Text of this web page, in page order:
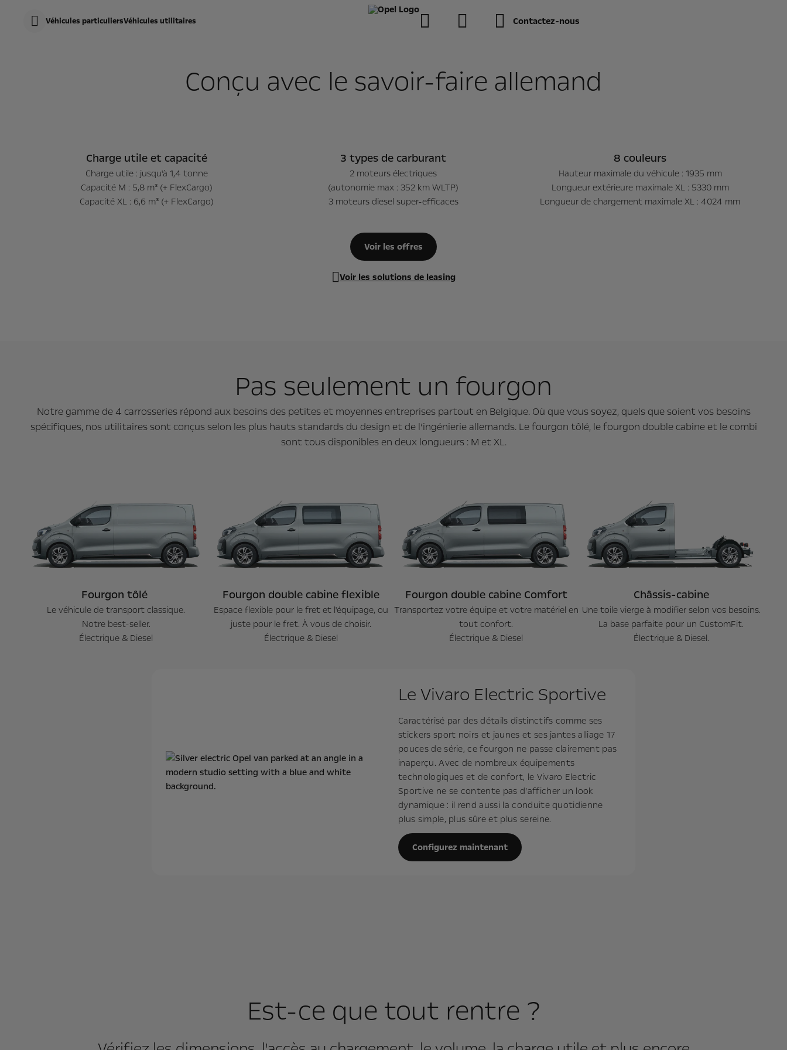
Véhicules particuliersVéhicules utilitaires Contactez-nous
100 % Électrique à partir de HTVA | Diesel à partir de HTVA
Conçu avec le savoir-faire allemand
Charge utile et capacité
Charge utile : jusqu'à 1,4 tonne
Capacité M : 5,8 m³ (+ FlexCargo)
Capacité XL : 6,6 m³ (+ FlexCargo)
3 types de carburant
2 moteurs électriques
(autonomie max : 352 km WLTP)
3 moteurs diesel super-efficaces
8 couleurs
Hauteur maximale du véhicule : 1935 mm
Longueur extérieure maximale XL : 5330 mm
Longueur de chargement maximale XL : 4024 mm
Voir les offres
Voir les solutions de leasing
Pas seulement un fourgon
Notre gamme de 4 carrosseries répond aux besoins des petites et moyennes entreprises partout en Belgique. Où que vous soyez, quels que soient vos besoins
spécifiques, nos utilitaires sont conçus selon les plus hauts standards du design et de l’ingénierie allemands. Le fourgon tôlé, le fourgon double cabine et le combi
sont tous disponibles en deux longueurs : M et XL.
Fourgon tôlé
Le véhicule de transport classique.
Notre best-seller.
Électrique & Diesel
Fourgon double cabine flexible
Espace flexible pour le fret et l'équipage, ou
juste pour le fret. À vous de choisir.
Électrique & Diesel
Fourgon double cabine Comfort
Transportez votre équipe et votre matériel en
tout confort.
Électrique & Diesel
Châssis-cabine
Une toile vierge à modifier selon vos besoins.
La base parfaite pour un CustomFit.
Électrique & Diesel.
Le Vivaro Electric Sportive
Caractérisé par des détails distinctifs comme ses
stickers sport noirs et jaunes et ses jantes alliage 17
pouces de série, ce fourgon ne passe clairement pas
inaperçu. Avec de nombreux équipements
technologiques et de confort, le Vivaro Electric
Sportive ne se contente pas d’afficher un look
dynamique : il rend aussi la conduite quotidienne
plus simple, plus sûre et plus sereine.
Configurez maintenant
Est-ce que tout rentre ?